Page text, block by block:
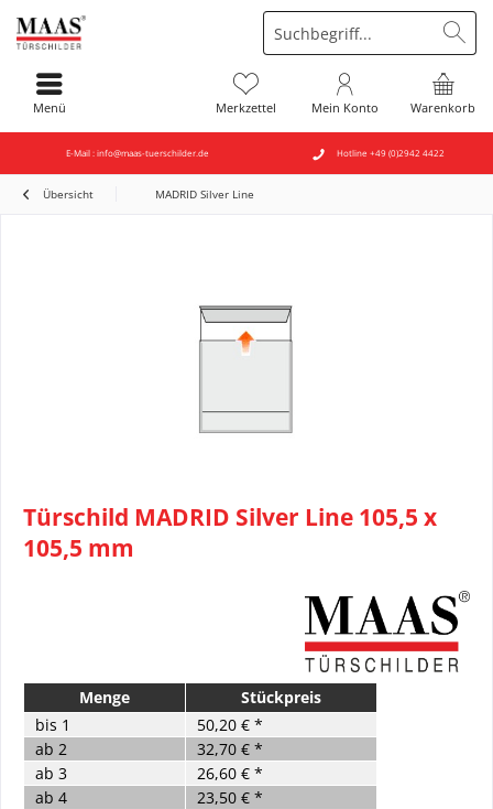
E-Mail : info@maas-tuerschilder.de Hotline +49 (0)2942 4422
Warenkorb
Merkzettel Mein Konto
Menü
Übersicht MADRID Silver Line
Türschild MADRID Silver Line 105,5 x
105,5 mm
Menge
Stückpreis
bis 1
50,20 € *
ab 2
32,70 € *
ab 3
26,60 € *
ab 4
23,50 € *